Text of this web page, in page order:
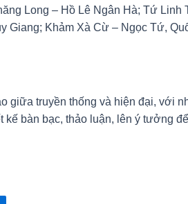
Long – Hồ Lê Ngân Hà; Tứ
Khảm Xà Cừ – Ngọc Tứ,
giữa truyền thống và hiện đại, với
bàn bạc, thảo luận, lên ý tưởng